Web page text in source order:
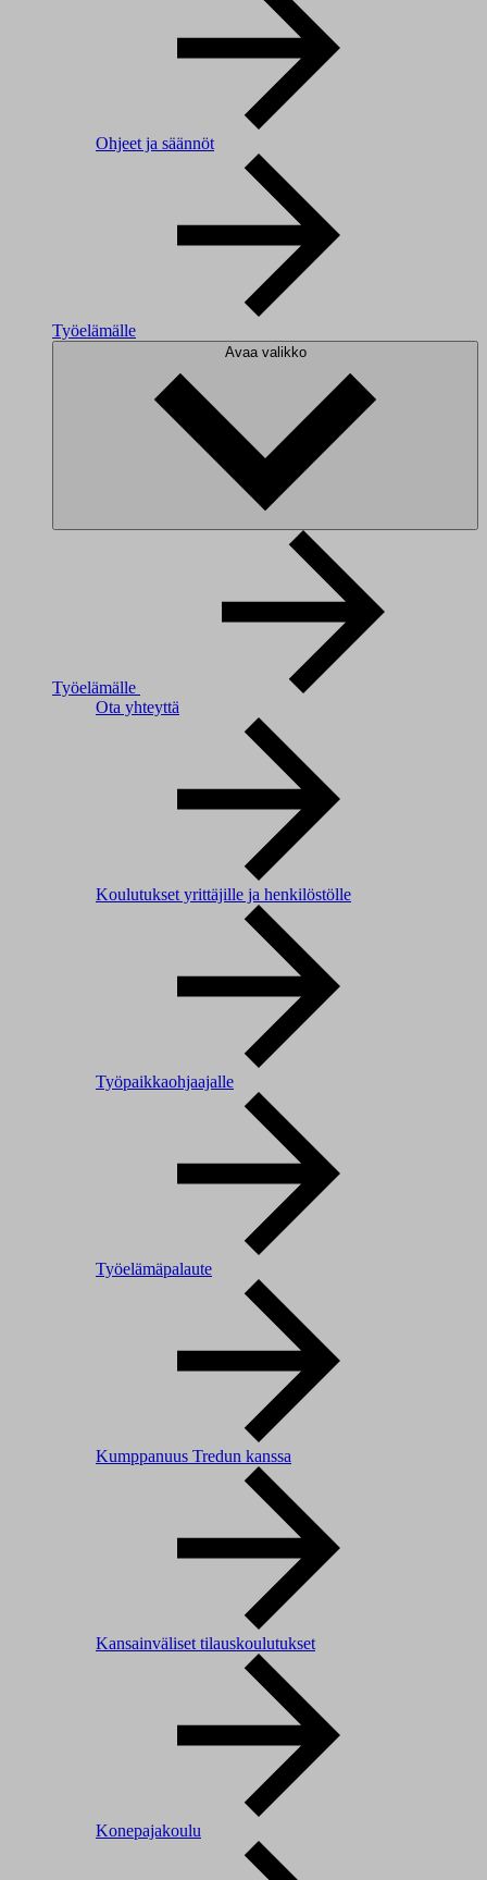
Ohjeet ja säännöt
Työelämälle
Avaa valikko
Työelämälle
Ota yhteyttä
Koulutukset yrittäjille ja henkilöstölle
Työpaikkaohjaajalle
Työelämäpalaute
Kumppanuus Tredun kanssa
Kansainväliset tilauskoulutukset
Konepajakoulu